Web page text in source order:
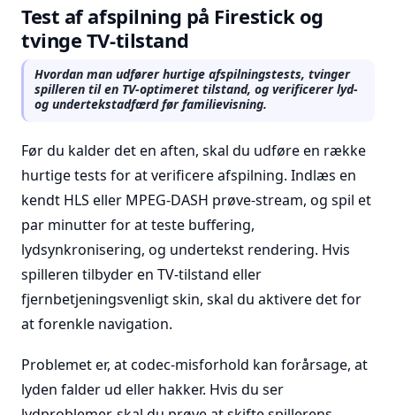
Test af afspilning på Firestick og
tvinge TV-tilstand
Hvordan man udfører hurtige afspilningstests, tvinger
spilleren til en TV-optimeret tilstand, og verificerer lyd-
og undertekstadfærd før familievisning.
Før du kalder det en aften, skal du udføre en række
hurtige tests for at verificere afspilning. Indlæs en
kendt HLS eller MPEG-DASH prøve-stream, og spil et
par minutter for at teste buffering,
lydsynkronisering, og undertekst rendering. Hvis
spilleren tilbyder en TV-tilstand eller
fjernbetjeningsvenligt skin, skal du aktivere det for
at forenkle navigation.
Problemet er, at codec-misforhold kan forårsage, at
lyden falder ud eller hakker. Hvis du ser